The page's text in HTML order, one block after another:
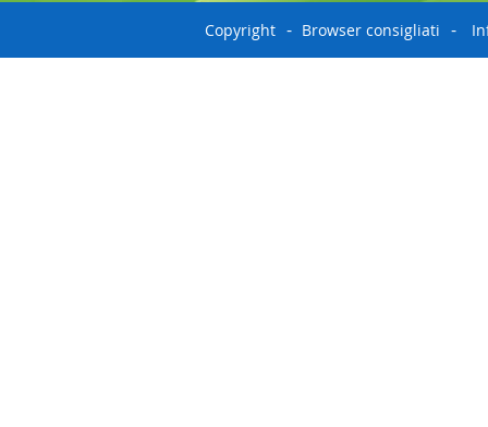
Copyright Browser consigliati